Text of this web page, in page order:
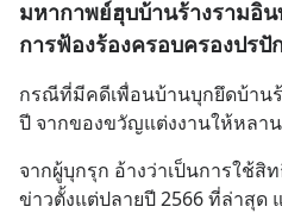
มหากาพย์ฮุบบ้านร้างรามอิ
การฟ้องร้องครอบครองปรปั
กรณีที่มีคดีเพื่อนบ้านบุกยึดบ้านร้
ปี จากของขวัญแต่งงานให้หลา
จากผู้บุกรุก อ้างว่าเป็นการใช้
ข่าวตั้งแต่ปลายปี 2566 ที่ล่าสุด